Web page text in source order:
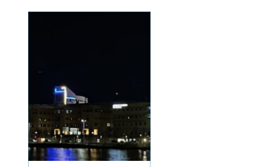
man ska agera, utan
hu...